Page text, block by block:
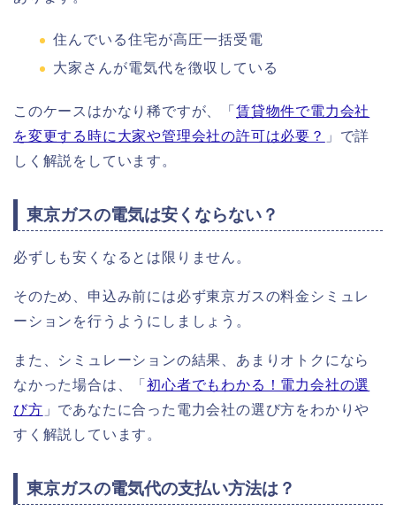
住んでいる住宅が高圧一括受電
大家さんが電気代を徴収している
このケースはかなり稀ですが、「賃貸物件で電力会社
を変更する時に大家や管理会社の許可は必要？
」で詳
しく解説をしています。
東京ガスの電気は安くならない？
必ずしも安くなるとは限りません。
そのため、申込み前には必ず東京ガスの料金シミュレ
ーションを行うようにしましょう。
また、シミュレーションの結果、あまりオトクになら
なかった場合は、「初心者でもわかる！電力会社の選
び方 」であなたに合った電力会社の選び方をわかりや
すく解説しています。
東京ガスの電気代の支払い方法は？